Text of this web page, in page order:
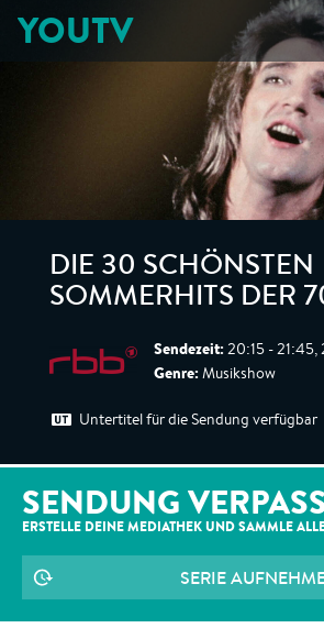
YOUTV
DIE 30 SCHÖNSTEN
SOMMERHITS DER
Sendezeit: 20:15 -
Genre: Musikshow
Untertitel für die Sendung verfügbar
SENDUNG
ERSTELLE DEINE MEDIATHEK UND SAMMLE
SERIE